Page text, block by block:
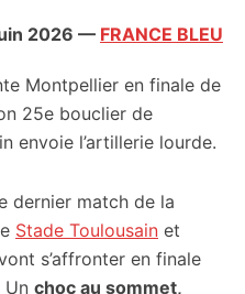
2026 — FRANCE BLEU
Montpellier en finale de
25e bouclier de
envoie l’artillerie lourde.
dernier match de la
Stade Toulousain et
s’affronter en finale
Un choc au sommet,